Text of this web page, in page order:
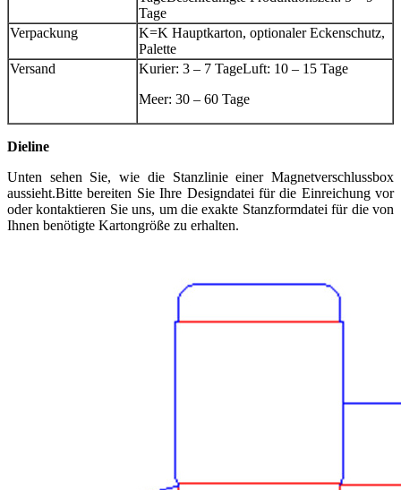
Tage
Verpackung
K=K Hauptkarton, optionaler Eckenschutz,
Palette
Versand
Kurier: 3 – 7 TageLuft: 10 – 15 Tage
Meer: 30 – 60 Tage
Dieline
Unten sehen Sie, wie die Stanzlinie einer Magnetverschlussbox
aussieht.Bitte bereiten Sie Ihre Designdatei für die Einreichung vor
oder kontaktieren Sie uns, um die exakte Stanzformdatei für die von
Ihnen benötigte Kartongröße zu erhalten.